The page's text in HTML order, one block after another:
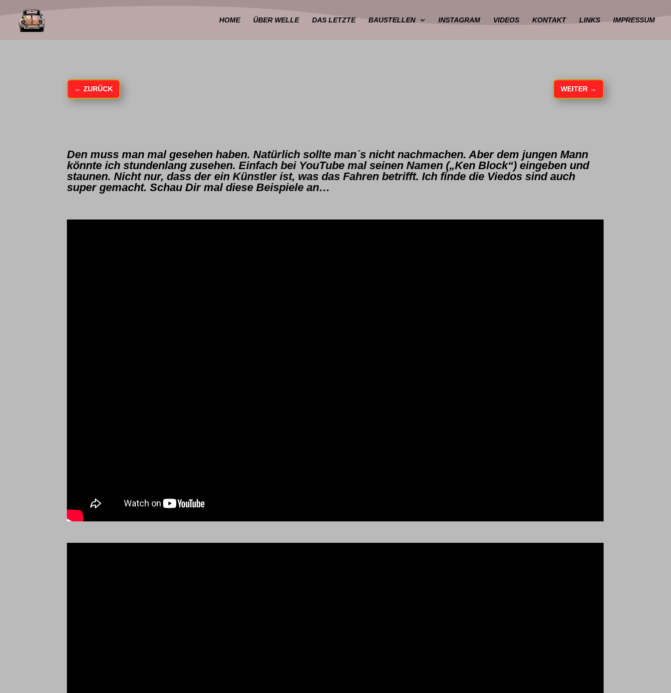
HOME ÜBER WELLE DAS LETZTE BAUSTELLEN INSTAGRAM VIDEOS KONTAKT LINKS IMPRESSUM
←ZURÜCK WEITER→
Den muss man mal gesehen haben. Natürlich sollte man´s nicht nachmachen. Aber dem jungen Mann
könnte ich stundenlang zusehen. Einfach bei YouTube mal seinen Namen („Ken Block“) eingeben und
staunen. Nicht nur, dass der ein Künstler ist, was das Fahren betrifft. Ich finde die Viedos sind auch
super gemacht. Schau Dir mal diese Beispiele an…